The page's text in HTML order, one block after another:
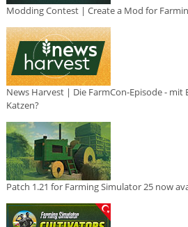
Modding Contest | Create a Mod for
News Harvest | Die FarmCon-Episode - mit
Katzen?
Patch 1.21 for Farming Simulator 25 now